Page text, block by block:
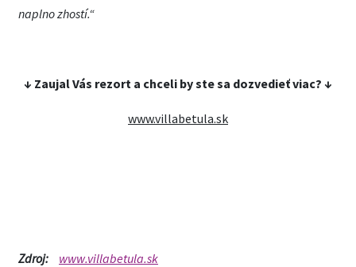
naplno zhostí.“
↓ Zaujal Vás rezort a chceli by ste sa dozvedieť viac? ↓
www.villabetula.sk
Zdroj: www.villabetula.sk